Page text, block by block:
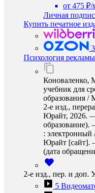
от 475 ₽/
Личная
Купить печатное
Психология рекламы
Коноваленко,
учебник для
образования
2-е изд.,
Юрайт, 2026.
: электронный
Юрайт [сайт].
(дата
2-е изд., пер. и
5